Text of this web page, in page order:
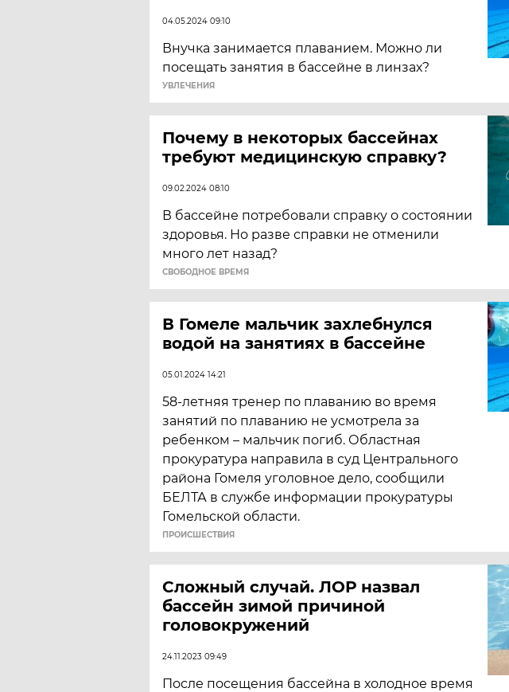
04.05.2024 09:10
Внучка занимается плаванием. Можно ли
посещать занятия в бассейне в линзах?
УВЛЕЧЕНИЯ
Почему в некоторых бассейнах
требуют медицинскую справку?
09.02.2024 08:10
В бассейне потребовали справку о состоянии
здоровья. Но разве справки не отменили
много лет назад?
CВОБОДНОЕ ВРЕМЯ
В Гомеле мальчик захлебнулся
водой на занятиях в бассейне
05.01.2024 14:21
58-летняя тренер по плаванию во время
занятий по плаванию не усмотрела за
ребенком – мальчик погиб. Областная
прокуратура направила в суд Центрального
района Гомеля уголовное дело, сообщили
БЕЛТА в службе информации прокуратуры
Гомельской области.
ПРОИСШЕСТВИЯ
Сложный случай. ЛОР назвал
бассейн зимой причиной
головокружений
24.11.2023 09:49
После посещения бассейна в холодное время